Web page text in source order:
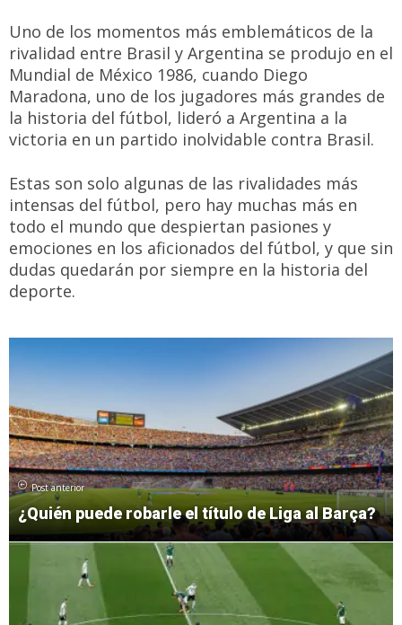
Uno de los momentos más emblemáticos de la
rivalidad entre Brasil y Argentina se produjo en el
Mundial de México 1986, cuando Diego
Maradona, uno de los jugadores más grandes de
la historia del fútbol, lideró a Argentina a la
victoria en un partido inolvidable contra Brasil.
Estas son solo algunas de las rivalidades más
intensas del fútbol, pero hay muchas más en
todo el mundo que despiertan pasiones y
emociones en los aficionados del fútbol, y que sin
dudas quedarán por siempre en la historia del
deporte.
Post anterior
¿Quién puede robarle el título de Liga al Barça?